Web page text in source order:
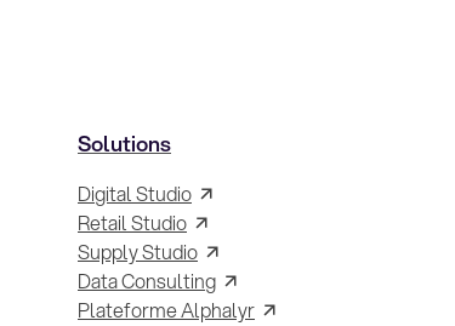
Solutions
Digital Studio
Retail Studio
Supply Studio
Data Consulting
Plateforme Alphalyr